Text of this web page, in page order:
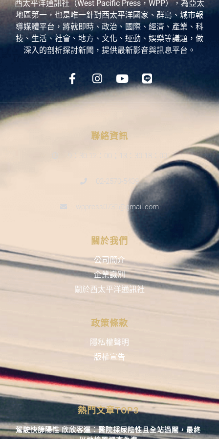
西太平洋通訊社（West Pacific Press，WPP），為亞太
地區第一，也是唯一針對西太平洋國家、群島、城市報
導媒體平台，將就即時、政治、國際、經濟、產業、科
技、生活、社會、地方、文化、運動、娛樂等議題，做
深入的剖析探討新聞，提供最新影音與訊息平台。
聯絡資訊
9：30-12：00；13：30-18：00
02-2570-5439
wppress0731@gmail.com
關於我們
公司簡介
企業識別
關於西太平洋通訊社
政策條款
隱私權聲明
版權宣告
熱門文章TOP3
駕駛快篩陽性 欣欣客運：醫院採尿陰性且全站過關，最終